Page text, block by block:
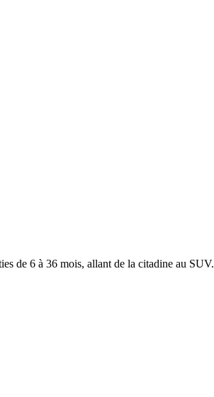
de 6 à 36 mois, allant de la citadine au SUV.